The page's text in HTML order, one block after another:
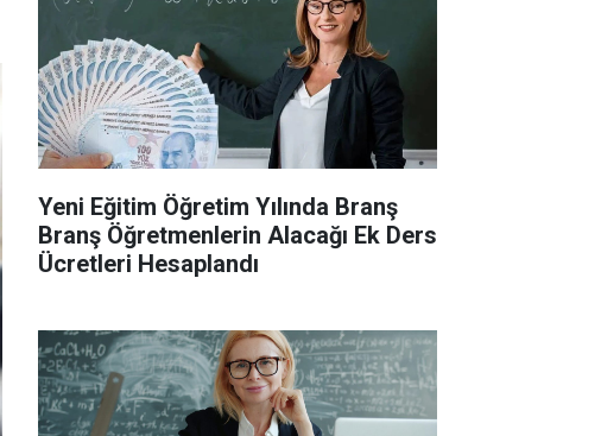
Yeni Eğitim Öğretim Yılında Branş
Branş Öğretmenlerin Alacağı Ek Ders
Ücretleri Hesaplandı